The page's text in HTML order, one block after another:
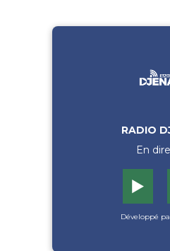
RADIO
En
▶️
Développé